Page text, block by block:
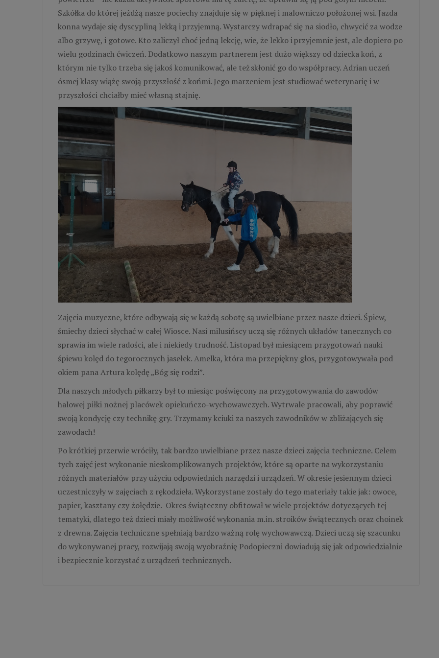
Szkółka do której jeżdżą nasze pociechy znajduje się w pięknej i malowniczo położonej wsi. Jazda
konna wydaje się dyscypliną lekką i przyjemną. Wystarczy wdrapać się na siodło, chwycić za wodze
albo grzywę, i gotowe. Kto zaliczył choć jedną lekcję, wie, że lekko i przyjemnie jest, ale dopiero po
wielu godzinach ćwiczeń. Dodatkowo naszym partnerem jest dużo większy od dziecka koń, z
którym nie tylko trzeba się jakoś komunikować, ale też skłonić go do współpracy. Adrian uczeń
ósmej klasy wiążę swoją przyszłość z końmi. Jego marzeniem jest studiować weterynarię i w
przyszłości chciałby mieć własną stajnię.
Zajęcia muzyczne, które odbywają się w każdą sobotę są uwielbiane przez nasze dzieci. Śpiew,
śmiechy dzieci słychać w całej Wiosce. Nasi milusińscy uczą się różnych układów tanecznych co
sprawia im wiele radości, ale i niekiedy trudność. Listopad był miesiącem przygotowań nauki
śpiewu kolęd do tegorocznych jasełek. Amelka, która ma przepiękny głos, przygotowywała pod
okiem pana Artura kolędę „Bóg się rodzi”.
Dla naszych młodych piłkarzy był to miesiąc poświęcony na przygotowywania do zawodów
halowej piłki nożnej placówek opiekuńczo-wychowawczych. Wytrwale pracowali, aby poprawić
swoją kondycję czy technikę gry. Trzymamy kciuki za naszych zawodników w zbliżających się
zawodach!
Po krótkiej przerwie wróciły, tak bardzo uwielbiane przez nasze dzieci zajęcia techniczne. Celem
tych zajęć jest wykonanie nieskomplikowanych projektów, które są oparte na wykorzystaniu
różnych materiałów przy użyciu odpowiednich narzędzi i urządzeń. W okresie jesiennym dzieci
uczestniczyły w zajęciach z rękodzieła. Wykorzystane zostały do tego materiały takie jak: owoce,
papier, kasztany czy żołędzie. Okres świąteczny obfitował w wiele projektów dotyczących tej
tematyki, dlatego też dzieci miały możliwość wykonania m.in. stroików świątecznych oraz choinek
z drewna. Zajęcia techniczne spełniają bardzo ważną rolę wychowawczą. Dzieci uczą się szacunku
do wykonywanej pracy, rozwijają swoją wyobraźnię Podopieczni dowiadują się jak odpowiedzialnie
i bezpiecznie korzystać z urządzeń technicznych.